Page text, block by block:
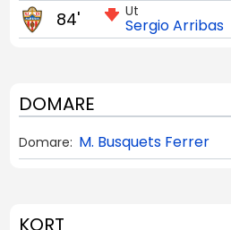
Ut
Sergio Arribas
84'
DOMARE
Domare: M. Busquets Ferrer
KORT